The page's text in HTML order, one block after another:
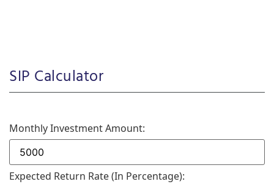
SIP Calculator
Monthly Investment Amount:
Expected Return Rate (in Percentage):